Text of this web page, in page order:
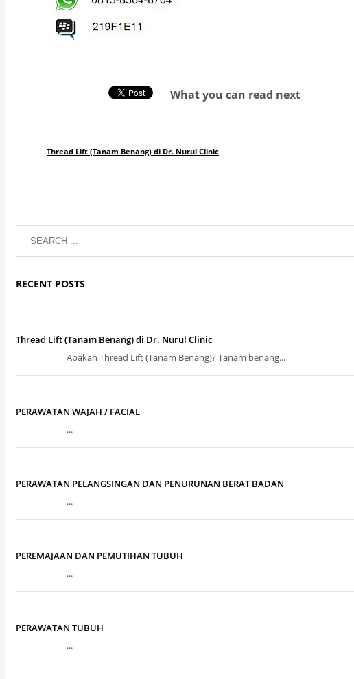
What you can read next
Thread Lift (Tanam Benang) di Dr. Nurul Clinic
RECENT POSTS
Thread Lift (Tanam Benang) di Dr. Nurul Clinic
Apakah Thread Lift (Tanam Benang)? Tanam benang...
PERAWATAN WAJAH / FACIAL
...
PERAWATAN PELANGSINGAN DAN PENURUNAN BERAT BADAN
...
PEREMAJAAN DAN PEMUTIHAN TUBUH
...
PERAWATAN TUBUH
...